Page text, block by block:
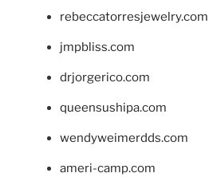
rebeccatorresjewelry.com
jmpbliss.com
drjorgerico.com
queensushipa.com
wendyweimerdds.com
ameri-camp.com